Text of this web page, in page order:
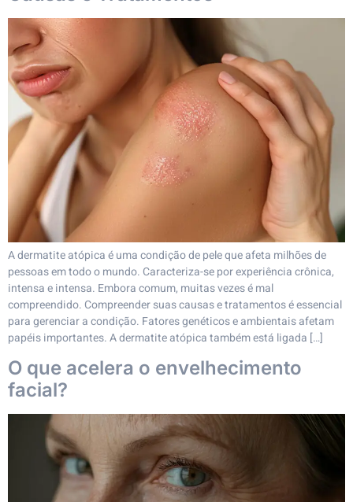
A dermatite atópica é uma condição de pele que afeta milhões de
pessoas em todo o mundo. Caracteriza-se por experiência crônica,
intensa e intensa. Embora comum, muitas vezes é mal
compreendido. Compreender suas causas e tratamentos é essencial
para gerenciar a condição. Fatores genéticos e ambientais afetam
papéis importantes. A dermatite atópica também está ligada […]
O que acelera o envelhecimento
facial?